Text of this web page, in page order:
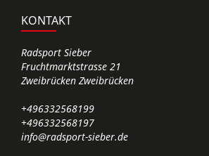
KONTAKT
Radsport Sieber
Fruchtmarktstrasse 21
Zweibrücken Zweibrücken
+496332568199
+496332568197
info@radsport-sieber.de